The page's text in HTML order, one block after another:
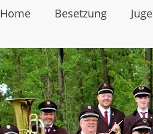
Home Besetzung